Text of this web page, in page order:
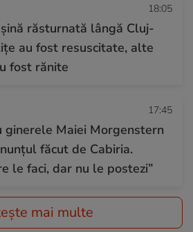
18:05
răsturnată lângă Cluj-
au fost resuscitate, alte
fost rănite
17:45
ginerele Maiei Morgenstern
făcut de Cabiria.
le faci, dar nu le postezi”
mai multe